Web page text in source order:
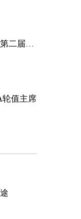
六年磨砺襄盛举 豪情欢歌迎新元——泰中侨商联合会第二届第七次会员大会暨新春联欢晚会隆重举行
轮值主席